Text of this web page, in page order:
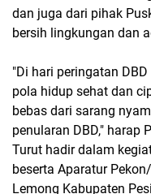
dan juga dari pihak
bersih lingkungan dan
"Di hari peringatan
pola hidup sehat dan
bebas dari sarang
penularan DBD," harap
Turut hadir dalam
beserta Aparatur
Lemong Kabupaten